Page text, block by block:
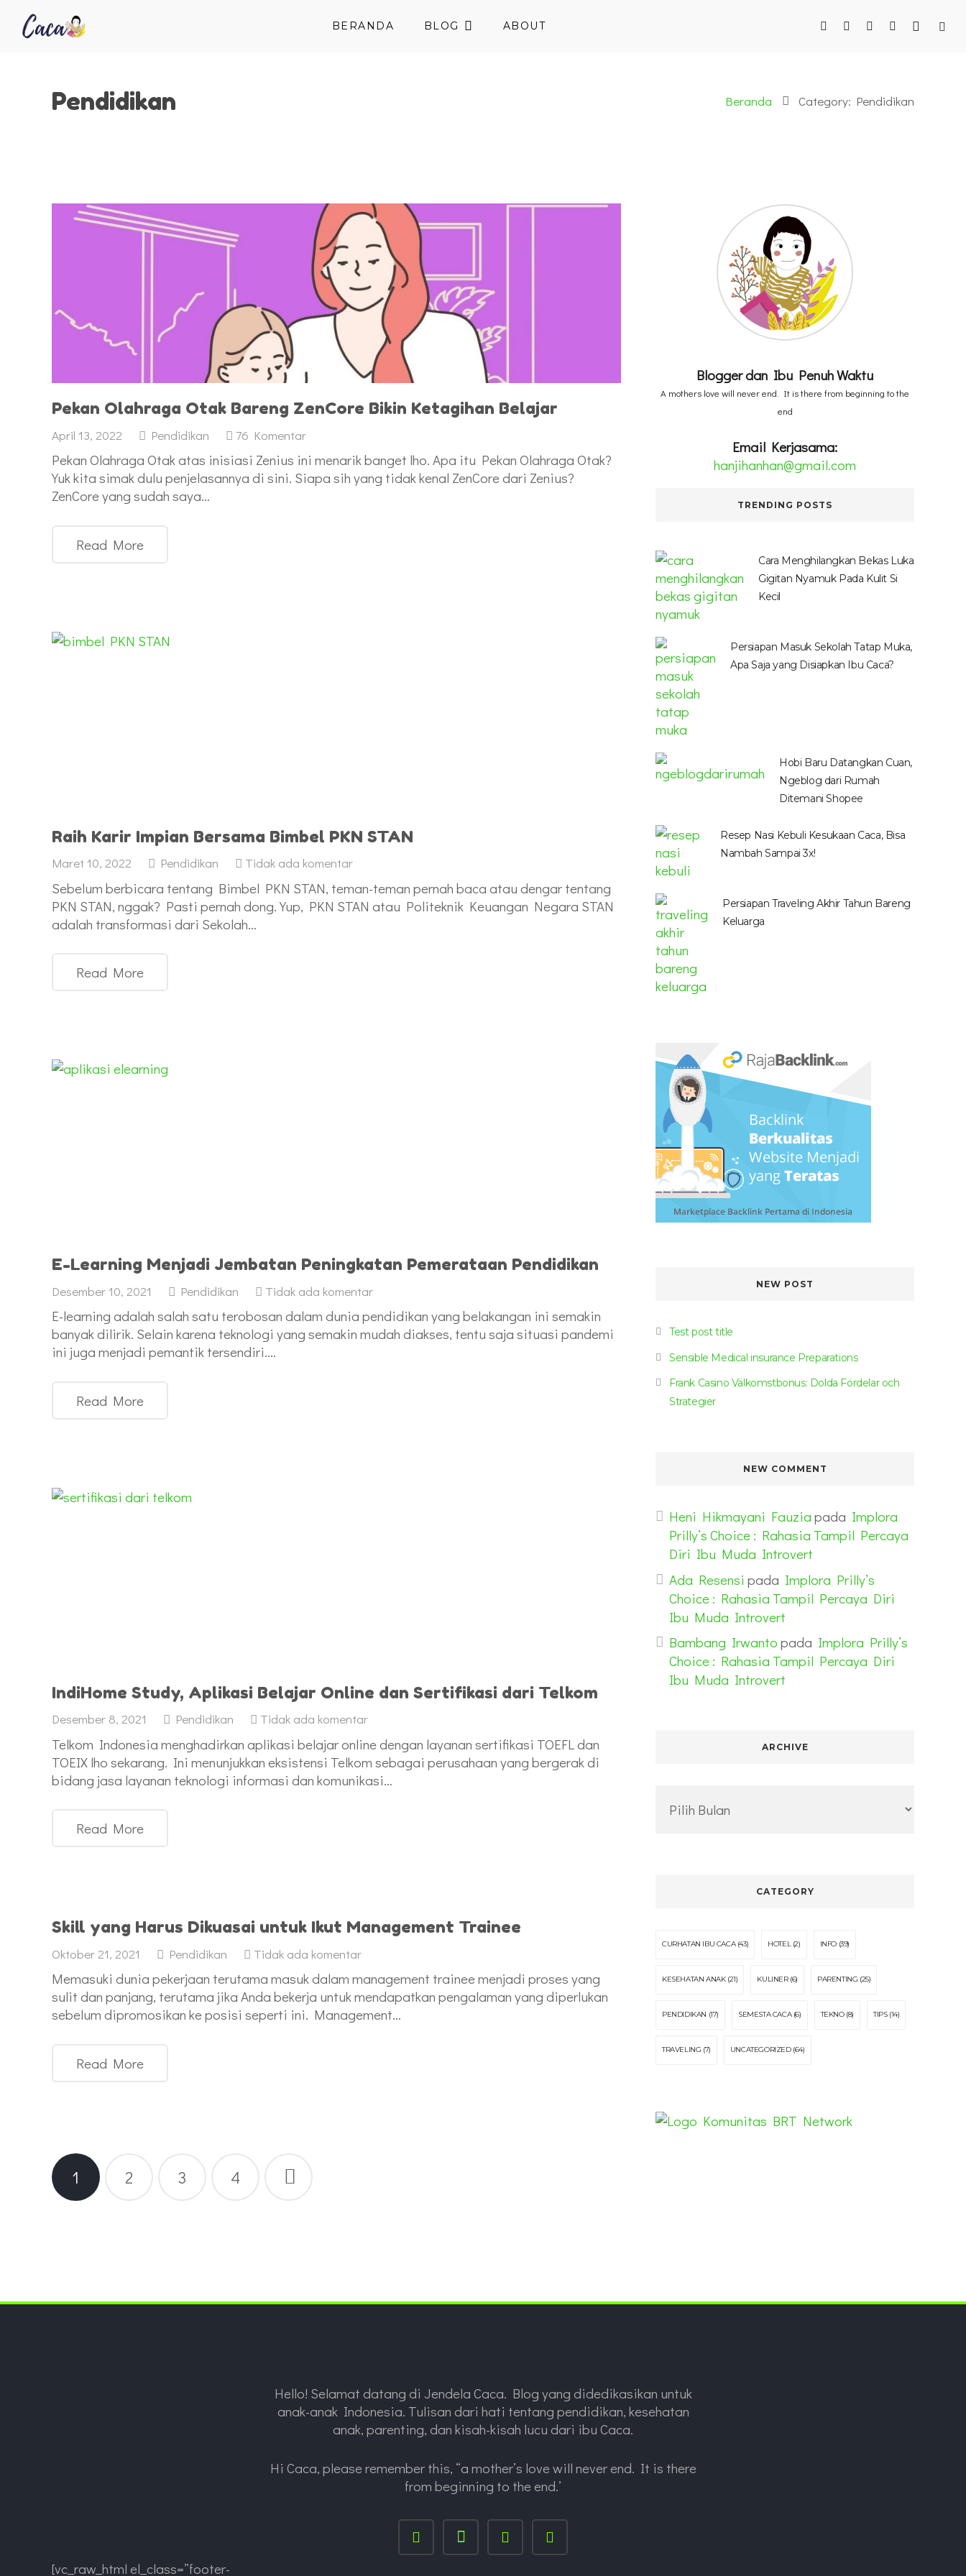
BERANDA BLOG ABOUT
Pendidikan Beranda Category: Pendidikan
Pekan Olahraga Otak Bareng ZenCore Bikin Ketagihan Belajar
April 13, 2022 Pendidikan 76 Komentar
Pekan Olahraga Otak atas inisiasi Zenius ini menarik banget lho. Apa itu Pekan Olahraga Otak?
Yuk kita simak dulu penjelasannya di sini. Siapa sih yang tidak kenal ZenCore dari Zenius?
ZenCore yang sudah saya…
Read More
Raih Karir Impian Bersama Bimbel PKN STAN
Maret 10, 2022 Pendidikan Tidak ada komentar
Sebelum berbicara tentang Bimbel PKN STAN, teman-teman pernah baca atau dengar tentang
PKN STAN, nggak? Pasti pernah dong. Yup, PKN STAN atau Politeknik Keuangan Negara STAN
adalah transformasi dari Sekolah…
Read More
E-Learning Menjadi Jembatan Peningkatan Pemerataan Pendidikan
Desember 10, 2021 Pendidikan Tidak ada komentar
E-learning adalah salah satu terobosan dalam dunia pendidikan yang belakangan ini semakin
banyak dilirik. Selain karena teknologi yang semakin mudah diakses, tentu saja situasi pandemi
ini juga menjadi pemantik tersendiri.…
Read More
IndiHome Study, Aplikasi Belajar Online dan Sertifikasi dari Telkom
Desember 8, 2021 Pendidikan Tidak ada komentar
Telkom Indonesia menghadirkan aplikasi belajar online dengan layanan sertifikasi TOEFL dan
TOEIX lho sekarang. Ini menunjukkan eksistensi Telkom sebagai perusahaan yang bergerak di
bidang jasa layanan teknologi informasi dan komunikasi…
Read More
Skill yang Harus Dikuasai untuk Ikut Management Trainee
Oktober 21, 2021 Pendidikan Tidak ada komentar
Memasuki dunia pekerjaan terutama masuk dalam management trainee menjadi proses yang
sulit dan panjang, terutama jika Anda bekerja untuk mendapatkan pengalaman yang diperlukan
sebelum dipromosikan ke posisi seperti ini. Management…
Read More
Paginasi
pos
1 2 3 4
Blogger dan Ibu Penuh Waktu
A mothers love will never end. It is there from beginning to the
end
Email Kerjasama:
hanjihanhan@gmail.com
TRENDING POSTS
Cara Menghilangkan Bekas Luka
Gigitan Nyamuk Pada Kulit Si
Kecil
Persiapan Masuk Sekolah Tatap Muka,
Apa Saja yang Disiapkan Ibu Caca?
Hobi Baru Datangkan Cuan,
Ngeblog dari Rumah
Ditemani Shopee
Resep Nasi Kebuli Kesukaan Caca, Bisa
Nambah Sampai 3x!
Persiapan Traveling Akhir Tahun Bareng
Keluarga
NEW POST
Test post title
Sensible Medical insurance Preparations
Frank Casino Välkomstbonus: Dolda Fördelar och
Strategier
NEW COMMENT
Heni Hikmayani Fauzia pada Implora
Prilly’s Choice : Rahasia Tampil Percaya
Diri Ibu Muda Introvert
Ada Resensi pada Implora Prilly’s
Choice : Rahasia Tampil Percaya Diri
Ibu Muda Introvert
Bambang Irwanto pada Implora Prilly’s
Choice : Rahasia Tampil Percaya Diri
Ibu Muda Introvert
ARCHIVE
CATEGORY
CURHATAN IBU CACA(43) HOTEL(2) INFO (39)
KESEHATAN ANAK(21) KULINER(6) PARENTING (25)
PENDIDIKAN (17) SEMESTA CACA(6) TEKNO(8) TIPS(14)
TRAVELING (7) UNCATEGORIZED(64)
Hello! Selamat datang di Jendela Caca. Blog yang didedikasikan untuk
anak-anak Indonesia. Tulisan dari hati tentang pendidikan, kesehatan
anak, parenting, dan kisah-kisah lucu dari ibu Caca.
Hi Caca, please remember this, “a mother’s love will never end. It is there
from beginning to the end.’
[vc_raw_html el_class=”footer-